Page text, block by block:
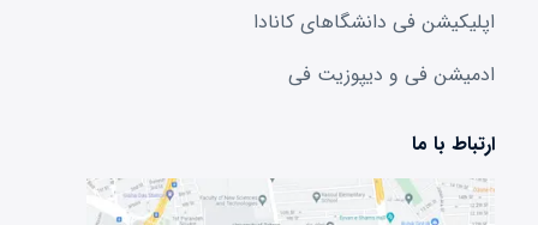
اپلیکیشن فی دانشگا‌های کانادا
ادمیشن فی و دیپوزیت فی
ارتباط با ما